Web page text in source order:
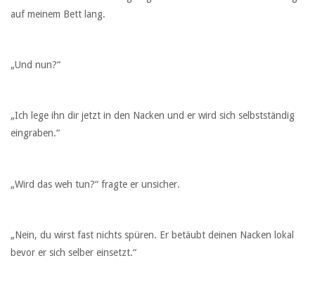
auf meinem Bett lang.
„Und nun?“
„Ich lege ihn dir jetzt in den Nacken und er wird sich selbstständig
eingraben.“
„Wird das weh tun?“ fragte er unsicher.
„Nein, du wirst fast nichts spüren. Er betäubt deinen Nacken lokal
bevor er sich selber einsetzt.“